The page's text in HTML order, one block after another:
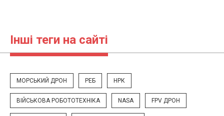
Інші теги на сайті
МОРСЬКИЙ ДРОН РЕБ НРК
ВІЙСЬКОВА РОБОТОТЕХНІКА NASA FPV ДРОН